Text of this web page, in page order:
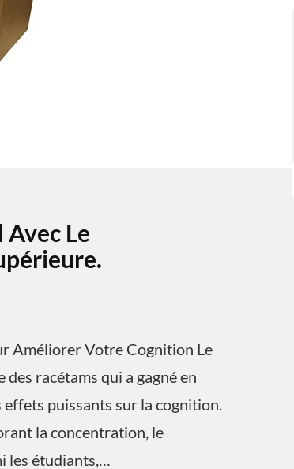
Le
Améliorer Votre Cognition Le
racétams qui a gagné en
effets puissants sur la cognition.
la concentration, le
les étudiants,…